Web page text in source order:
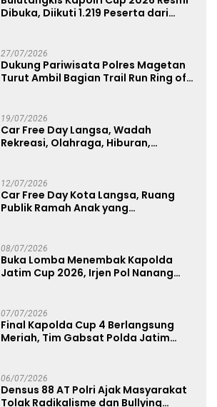
Dibuka, Diikuti 1.219 Peserta dari
27/07/2026
Dukung Pariwisata Polres Magetan
Turut Ambil Bagian Trail Run Ring of
19/07/2026
Car Free Day Langsa, Wadah
Rekreasi, Olahraga, Hiburan,
12/07/2026
Car Free Day Kota Langsa, Ruang
Publik Ramah Anak yang
08/07/2026
Buka Lomba Menembak Kapolda
Jatim Cup 2026, Irjen Pol Nanang
07/07/2026
Final Kapolda Cup 4 Berlangsung
Meriah, Tim Gabsat Polda Jatim
06/07/2026
Densus 88 AT Polri Ajak Masyarakat
Tolak Radikalisme dan Bullying